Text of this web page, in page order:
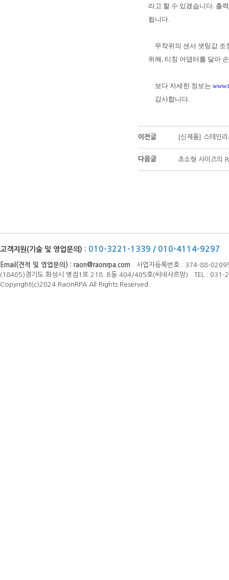
라고 할 수 있겠습니다. 출
됩니다.
무작위의 센서 셋팅값
위해, 티칭 어댑터를 달아
보다 자세한 정보는
감사합니다.
이전글 [신제품] 스테인
다음글 초소형 사이즈의
고객지원(기술 및 영업문의) : 010-3221-1339 / 010-4114-9297
Email(견적 및 영업문의) : raon@raonrpa.com 사업자등록번호 : 374-88-
(18405)경기도 화성시 병점1로 218. B동 404/405호(씨네샤르망) TEL :
Copyright(c)2024 RaonRPA All Rights Reserved.